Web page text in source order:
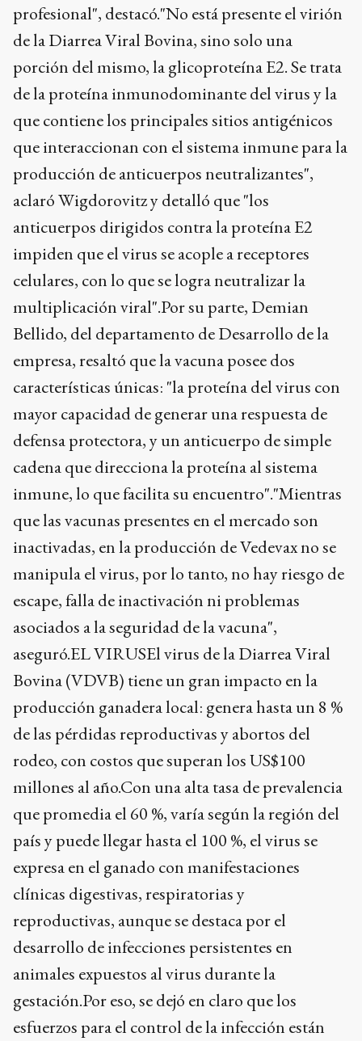
profesional", destacó."No está presente el virión
de la Diarrea Viral Bovina, sino solo una
porción del mismo, la glicoproteína E2. Se trata
de la proteína inmunodominante del virus y la
que contiene los principales sitios antigénicos
que interaccionan con el sistema inmune para la
producción de anticuerpos neutralizantes",
aclaró Wigdorovitz y detalló que "los
anticuerpos dirigidos contra la proteína E2
impiden que el virus se acople a receptores
celulares, con lo que se logra neutralizar la
multiplicación viral".Por su parte, Demian
Bellido, del departamento de Desarrollo de la
empresa, resaltó que la vacuna posee dos
características únicas: "la proteína del virus con
mayor capacidad de generar una respuesta de
defensa protectora, y un anticuerpo de simple
cadena que direcciona la proteína al sistema
inmune, lo que facilita su encuentro"."Mientras
que las vacunas presentes en el mercado son
inactivadas, en la producción de Vedevax no se
manipula el virus, por lo tanto, no hay riesgo de
escape, falla de inactivación ni problemas
asociados a la seguridad de la vacuna",
aseguró.EL VIRUSEl virus de la Diarrea Viral
Bovina (VDVB) tiene un gran impacto en la
producción ganadera local: genera hasta un 8 %
de las pérdidas reproductivas y abortos del
rodeo, con costos que superan los US$100
millones al año.Con una alta tasa de prevalencia
que promedia el 60 %, varía según la región del
país y puede llegar hasta el 100 %, el virus se
expresa en el ganado con manifestaciones
clínicas digestivas, respiratorias y
reproductivas, aunque se destaca por el
desarrollo de infecciones persistentes en
animales expuestos al virus durante la
gestación.Por eso, se dejó en claro que los
esfuerzos para el control de la infección están